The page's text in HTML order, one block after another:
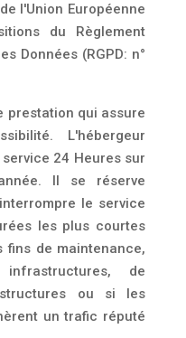
l'Union Européenne
du Règlement
Données (RGPD: n°
prestation qui assure
L'hébergeur
24 Heures sur
Il se réserve
le service
les plus courtes
fins de maintenance,
de
ou si les
un trafic réputé